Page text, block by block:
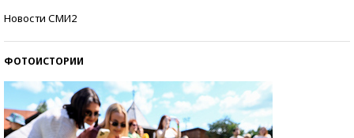
Новости СМИ2
ФОТОИСТОРИИ